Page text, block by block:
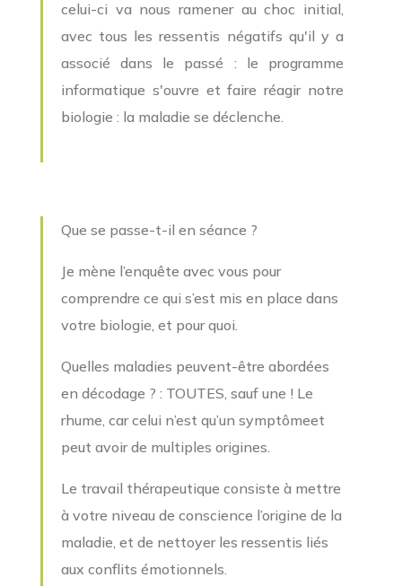
celui-ci va nous ramener au choc initial,
avec tous les ressentis négatifs qu'il y a
associé dans le passé : le programme
informatique s'ouvre et faire réagir notre
biologie : la maladie se déclenche.
Que se passe-t-il en séance ?
Je mène l’enquête avec vous pour
comprendre ce qui s’est mis en place dans
votre biologie, et pour quoi.
Quelles maladies peuvent-être abordées
en décodage ? : TOUTES, sauf une ! Le
rhume, car celui n’est qu’un symptômeet
peut avoir de multiples origines.
Le travail thérapeutique consiste à mettre
à votre niveau de conscience l’origine de la
maladie, et de nettoyer les ressentis liés
aux conflits émotionnels.